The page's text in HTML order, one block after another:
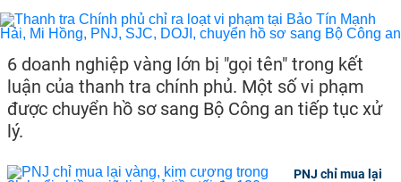
6 doanh nghiệp vàng lớn bị "gọi tên" trong kết
luận của thanh tra chính phủ. Một số vi phạm
được chuyển hồ sơ sang Bộ Công an tiếp tục xử
lý.
PNJ chỉ mua lại